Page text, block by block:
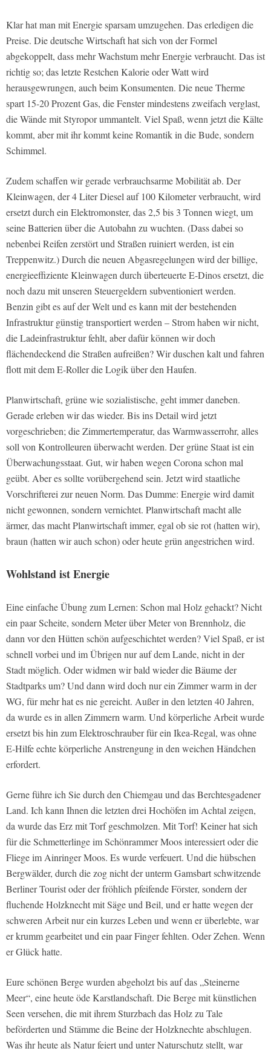
Klar hat man mit Energie sparsam umzugehen. Das erledigen die
Preise. Die deutsche Wirtschaft hat sich von der Formel
abgekoppelt, dass mehr Wachstum mehr Energie verbraucht. Das ist
richtig so; das letzte Restchen Kalorie oder Watt wird
herausgewrungen, auch beim Konsumenten. Die neue Therme
spart 15-20 Prozent Gas, die Fenster mindestens zweifach verglast,
die Wände mit Styropor ummantelt. Viel Spaß, wenn jetzt die Kälte
kommt, aber mit ihr kommt keine Romantik in die Bude, sondern
Schimmel.
Zudem schaffen wir gerade verbrauchsarme Mobilität ab. Der
Kleinwagen, der 4 Liter Diesel auf 100 Kilometer verbraucht, wird
ersetzt durch ein Elektromonster, das 2,5 bis 3 Tonnen wiegt, um
seine Batterien über die Autobahn zu wuchten. (Dass dabei so
nebenbei Reifen zerstört und Straßen ruiniert werden, ist ein
Treppenwitz.) Durch die neuen Abgasregelungen wird der billige,
energieeffiziente Kleinwagen durch überteuerte E-Dinos ersetzt, die
noch dazu mit unseren Steuergeldern subventioniert werden.
Benzin gibt es auf der Welt und es kann mit der bestehenden
Infrastruktur günstig transportiert werden – Strom haben wir nicht,
die Ladeinfrastruktur fehlt, aber dafür können wir doch
flächendeckend die Straßen aufreißen? Wir duschen kalt und fahren
flott mit dem E-Roller die Logik über den Haufen.
Planwirtschaft, grüne wie sozialistische, geht immer daneben.
Gerade erleben wir das wieder. Bis ins Detail wird jetzt
vorgeschrieben; die Zimmertemperatur, das Warmwasserrohr, alles
soll von Kontrolleuren überwacht werden. Der grüne Staat ist ein
Überwachungsstaat. Gut, wir haben wegen Corona schon mal
geübt. Aber es sollte vorübergehend sein. Jetzt wird staatliche
Vorschrifterei zur neuen Norm. Das Dumme: Energie wird damit
nicht gewonnen, sondern vernichtet. Planwirtschaft macht alle
ärmer, das macht Planwirtschaft immer, egal ob sie rot (hatten wir),
braun (hatten wir auch schon) oder heute grün angestrichen wird.
Wohlstand ist Energie
Eine einfache Übung zum Lernen: Schon mal Holz gehackt? Nicht
ein paar Scheite, sondern Meter über Meter von Brennholz, die
dann vor den Hütten schön aufgeschichtet werden? Viel Spaß, er ist
schnell vorbei und im Übrigen nur auf dem Lande, nicht in der
Stadt möglich. Oder widmen wir bald wieder die Bäume der
Stadtparks um? Und dann wird doch nur ein Zimmer warm in der
WG, für mehr hat es nie gereicht. Außer in den letzten 40 Jahren,
da wurde es in allen Zimmern warm. Und körperliche Arbeit wurde
ersetzt bis hin zum Elektroschrauber für ein Ikea-Regal, was ohne
E-Hilfe echte körperliche Anstrengung in den weichen Händchen
erfordert.
Gerne führe ich Sie durch den Chiemgau und das Berchtesgadener
Land. Ich kann Ihnen die letzten drei Hochöfen im Achtal zeigen,
da wurde das Erz mit Torf geschmolzen. Mit Torf! Keiner hat sich
für die Schmetterlinge im Schönrammer Moos interessiert oder die
Fliege im Ainringer Moos. Es wurde verfeuert. Und die hübschen
Bergwälder, durch die zog nicht der unterm Gamsbart schwitzende
Berliner Tourist oder der fröhlich pfeifende Förster, sondern der
fluchende Holzknecht mit Säge und Beil, und er hatte wegen der
schweren Arbeit nur ein kurzes Leben und wenn er überlebte, war
er krumm gearbeitet und ein paar Finger fehlten. Oder Zehen. Wenn
er Glück hatte.
Eure schönen Berge wurden abgeholzt bis auf das „Steinerne
Meer“, eine heute öde Karstlandschaft. Die Berge mit künstlichen
Seen versehen, die mit ihrem Sturzbach das Holz zu Tale
beförderten und Stämme die Beine der Holzknechte abschlugen.
Was ihr heute als Natur feiert und unter Naturschutz stellt, war